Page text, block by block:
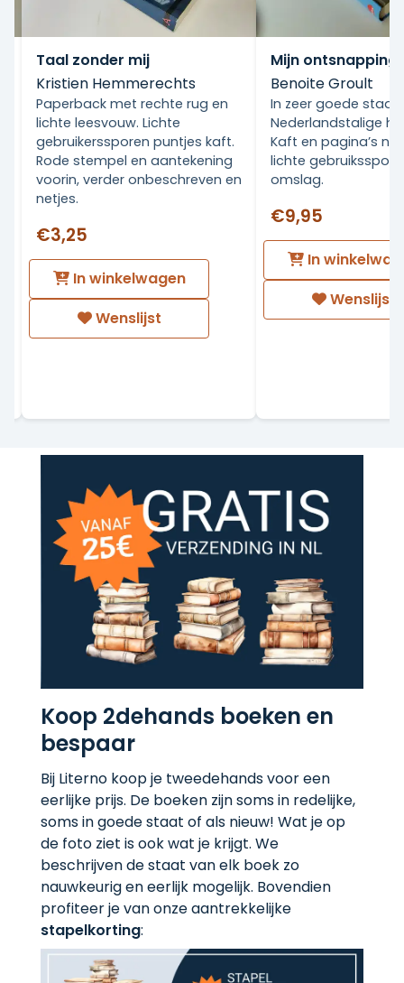
Taal zonder mij
Kristien Hemmerechts
Paperback met rechte rug en
lichte leesvouw. Lichte
gebruikerssporen puntjes kaft.
Rode stempel en aantekening
voorin, verder onbeschreven en
netjes.
€3,25
In winkelwagen
Wenslijst
Mijn ontsnapping
Benoite Groult
In zeer goede staat.
Nederlandstalige
Kaft en pagina’s
lichte
omslag.
€9,95
In
Wenslijst
Koop 2dehands boeken en
bespaar
Bij Literno koop je tweedehands voor een
eerlijke prijs. De boeken zijn soms in redelijke,
soms in goede staat of als nieuw! Wat je op
de foto ziet is ook wat je krijgt. We
beschrijven de staat van elk boek zo
nauwkeurig en eerlijk mogelijk. Bovendien
profiteer je van onze aantrekkelijke
stapelkorting: